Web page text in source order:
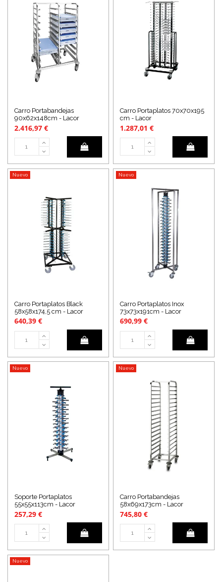
Carro Portabandejas
90x62x148cm - Lacor
2.416,97 €
Carro Portaplatos 70x70x195
cm - Lacor
1.287,01 €
Nuevo
Carro Portaplatos Black
58x58x174,5 cm - Lacor
640,39 €
Nuevo
Carro Portaplatos Inox
73x73x191cm - Lacor
690,99 €
Nuevo
Soporte Portaplatos
55x55x113cm - Lacor
257,29 €
Nuevo
Carro Portabandejas
58x69x173cm - Lacor
745,80 €
Nuevo